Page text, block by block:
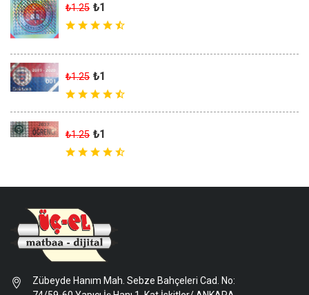
₺1.25 ₺1
₺1.25 ₺1
₺1.25 ₺1
Zübeyde Hanım Mah. Sebze Bahçeleri Cad. No: